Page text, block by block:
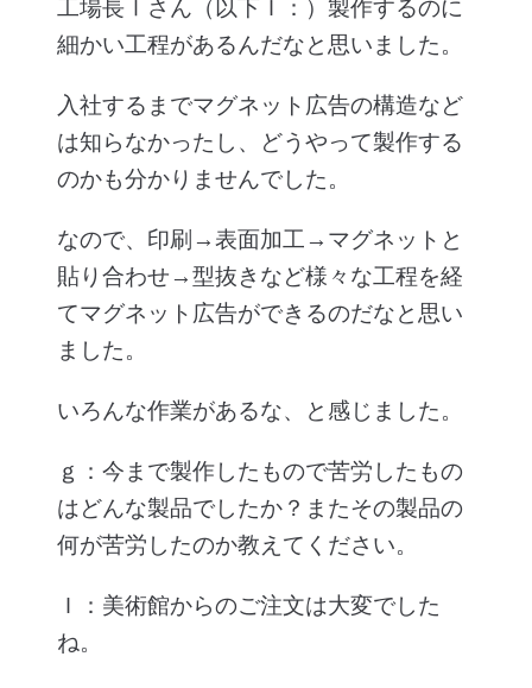
工場長Ⅰさん（以下Ｉ：）製作するのに
細かい工程があるんだなと思いました。
入社するまでマグネット広告の構造など
は知らなかったし、どうやって製作する
のかも分かりませんでした。
なので、印刷→表面加工→マグネットと
貼り合わせ→型抜きなど様々な工程を経
てマグネット広告ができるのだなと思い
ました。
いろんな作業があるな、と感じました。
ｇ：今まで製作したもので苦労したもの
はどんな製品でしたか？またその製品の
何が苦労したのか教えてください。
Ｉ：美術館からのご注文は大変でした
ね。